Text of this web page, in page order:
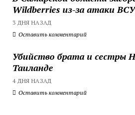
Wildberries из-за атаки ВСУ
3 ДНЯ НАЗАД
Оставить комментарий
Убийство брата и сестры
Таиланде
4 ДНЯ НАЗАД
Оставить комментарий